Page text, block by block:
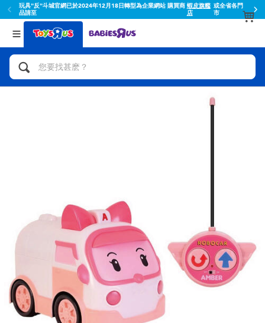
玩具"反"斗城官網已於2024年12月18日轉型為企業網站 購買商
品請至
蝦皮旗艦
店
或全省各門
市
返回
分類目錄
人氣英雄,角色扮演,射擊玩具
手工藝,文具,蠟筆,泥膠,畫板
娃娃, 芭比,收藏公仔
電子玩具
遊戲及拼圖系列
返回
品牌
Toy Story玩具總動員
Miniso名創優品
LEGO樂高
Barbie芭比